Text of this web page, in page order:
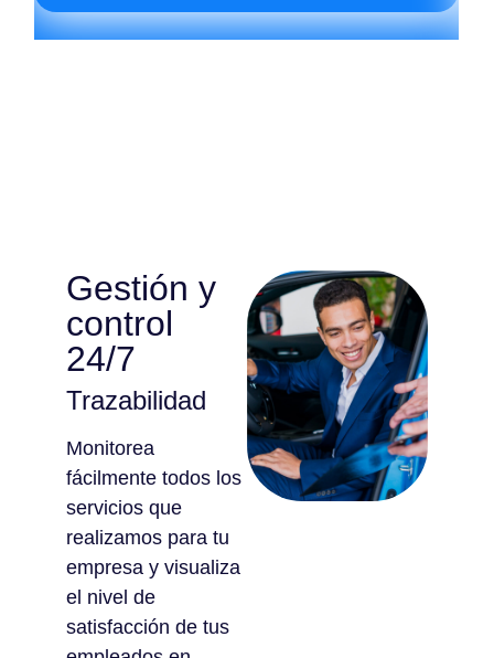
Gestión y
control
24/7
Trazabilidad
Monitorea
fácilmente todos los
servicios que
realizamos para tu
empresa y visualiza
el nivel de
satisfacción de tus